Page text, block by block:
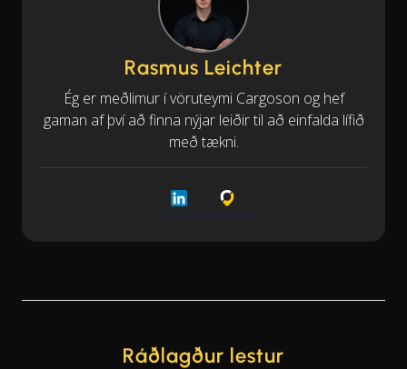
Rasmus Leichter
Ég er meðlimur í vöruteymi Cargoson og hef
gaman af því að finna nýjar leiðir til að einfalda lífið
með tækni.
Ráðlagður lestur